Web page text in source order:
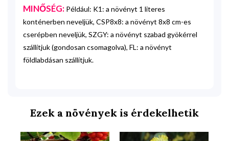
MINŐSÉG: Például: K1: a növényt 1 literes
konténerben neveljük, CSP8x8: a növényt 8x8 cm-es
cserépben neveljük, SZGY: a növényt szabad gyökérrel
szállítjuk (gondosan csomagolva), FL: a növényt
földlabdásan szállítjuk.
Ezek a növények is érdekelhetik